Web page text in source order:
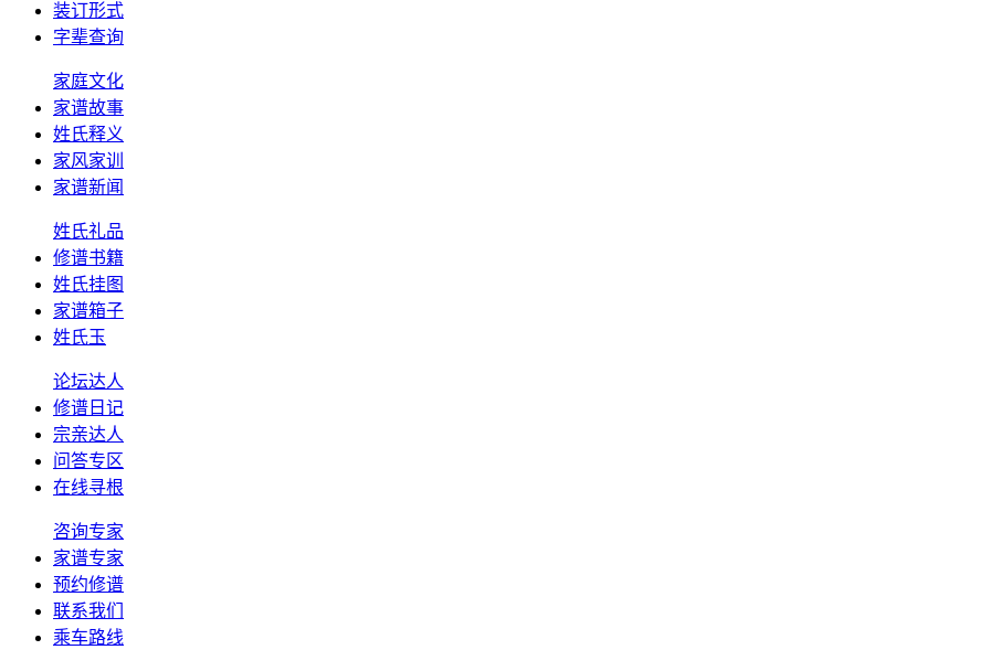
装订形式
字辈查询
家庭文化
家谱故事
姓氏释义
家风家训
家谱新闻
姓氏礼品
修谱书籍
姓氏挂图
家谱箱子
姓氏玉
论坛达人
修谱日记
宗亲达人
问答专区
在线寻根
咨询专家
家谱专家
预约修谱
联系我们
乘车路线